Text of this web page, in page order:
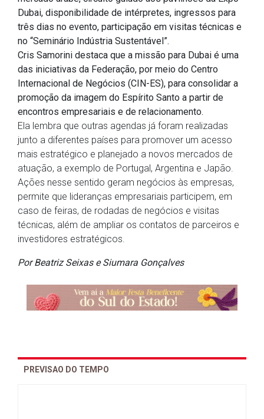
Dubai, disponibilidade de intérpretes, ingressos para
três dias no evento, participação em visitas técnicas e
no “Seminário Indústria Sustentável”.
Cris Samorini destaca que a missão para Dubai é uma
das iniciativas da Federação, por meio do Centro
Internacional de Negócios (CIN-ES), para consolidar a
promoção da imagem do Espírito Santo a partir de
encontros empresariais e de relacionamento.
Ela lembra que outras agendas já foram realizadas
junto a diferentes países para promover um acesso
mais estratégico e planejado a novos mercados de
atuação, a exemplo de Portugal, Argentina e Japão.
Ações nesse sentido geram negócios às empresas,
permite que lideranças empresariais participem, em
caso de feiras, de rodadas de negócios e visitas
técnicas, além de ampliar os contatos de parceiros e
investidores estratégicos.
Por Beatriz Seixas e Siumara Gonçalves
PREVISAO DO TEMPO